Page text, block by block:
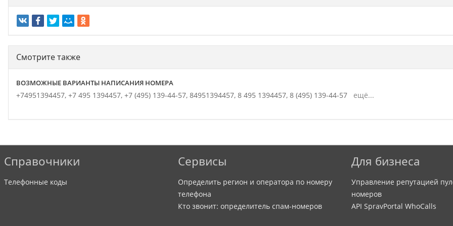
Смотрите также
ВОЗМОЖНЫЕ ВАРИАНТЫ НАПИСАНИЯ НОМЕРА
+74951394457, +7 495 1394457, +7 (495) 139-44-57, 84951394457, 8 495 1394457, 8 (495) 139-44-57 ещё...
Справочники
Телефонные коды
Сервисы
Определить регион и оператора по номеру
телефона
Кто звонит: определитель спам-номеров
Для бизнеса
Управление репутацией
номеров
API SpravPortal WhoCalls